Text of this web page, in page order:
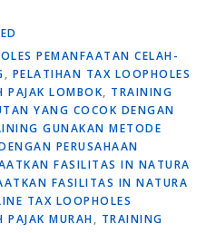
PEMANFAATAN CELAH-
, PELATIHAN TAX LOOPHOLES
PAJAK LOMBOK, TRAINING
YANG COCOK DENGAN
GUNAKAN METODE
PERUSAHAAN
FASILITAS IN NATURA
FASILITAS IN NATURA
TAX LOOPHOLES
PAJAK MURAH, TRAINING